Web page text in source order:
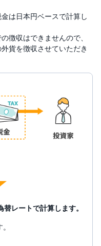
は日本円ベースで計算し
徴収はできませんので、
貨を徴収させていただき
レートで計算します。